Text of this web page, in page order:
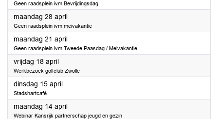
Geen raadsplein ivm Bevrijdingsdag
maandag 28 april2025
Geen raadsplein ivm meivakantie
maandag 21 april2025
Geen raadsplein ivm Tweede Paasdag / Meivakantie
vrijdag 18 april2025
Werkbezoek golfclub Zwolle
dinsdag 15 april2025
Stadshartcafé
maandag 14 april2025
Webinar Kansrijk partnerschap jeugd en gezin